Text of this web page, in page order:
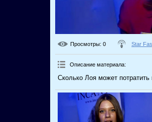
Просмотры: 0 Star
Описание материала:
Сколько Лоя может